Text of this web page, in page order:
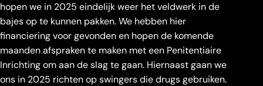
hopen we in 2025 eindelijk weer het veldwerk in de
bajes op te kunnen pakken. We hebben hier
financiering voor gevonden en hopen de komende
maanden afspraken te maken met een Penitentiaire
Inrichting om aan de slag te gaan. Hiernaast gaan we
ons in 2025 richten op swingers die drugs gebruiken.